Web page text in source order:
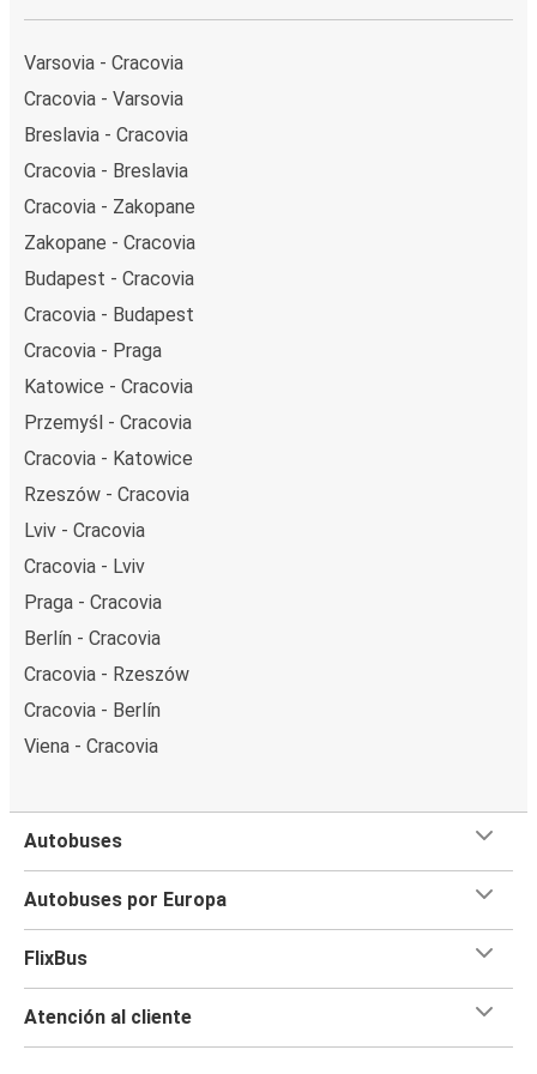
Varsovia - Cracovia
Cracovia - Varsovia
Breslavia - Cracovia
Cracovia - Breslavia
Cracovia - Zakopane
Zakopane - Cracovia
Budapest - Cracovia
Cracovia - Budapest
Cracovia - Praga
Katowice - Cracovia
Przemyśl - Cracovia
Cracovia - Katowice
Rzeszów - Cracovia
Lviv - Cracovia
Cracovia - Lviv
Praga - Cracovia
Berlín - Cracovia
Cracovia - Rzeszów
Cracovia - Berlín
Viena - Cracovia
Autobuses
Autobuses por Europa
FlixBus
Atención al cliente